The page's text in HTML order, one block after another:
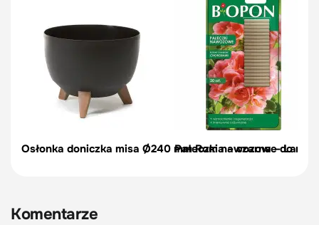
Osłonka doniczka misa Ø240 mm Roma – czarna –
Pałeczki nawozowe do
Komentarze